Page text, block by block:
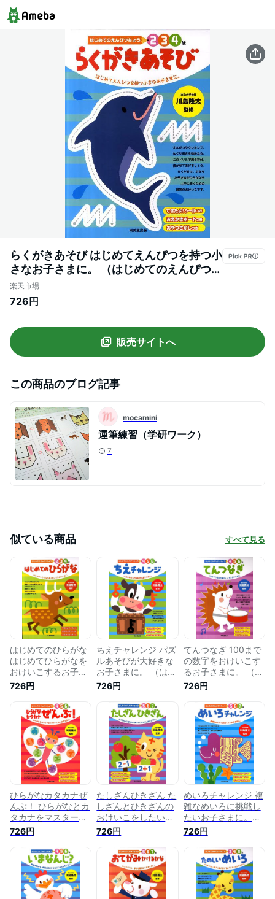
らくがきあそび はじめてえんぴつを持つ小
さなお子さまに。 （はじめてのえんぴつち
ょう2・3・4歳） [ 川島隆太 ]
楽天市場
726円
販売サイトへ
この商品のブログ記事
mocamini
運筆練習（学研ワーク）
7
似ている商品 すべて見る
はじめてのひらがな
はじめてひらがなを
おけいこするお子さ
まに。 （はじめての
えんぴつちょう2・
3・4歳） [ 川島隆太
726円
ちえチャレンジ パズ
ルあそびが大好きな
お子さまに。 （はじ
めてのえんぴつちょ
う4・5・6歳） [ 川
島隆太 ]
726円
てんつなぎ 100まで
の数字をおけいこす
るお子さまに。 （は
じめてのえんぴつち
ょう4・5・6歳） [
川島隆太 ]
726円
ひらがなカタカナぜ
んぶ！ ひらがなとカ
タカナをマスターし
たいお子さまに。
（はじめてのえんぴ
つちょう4・5・6
歳） [ 川島隆太 ]
726円
たしざんひきざん た
しざんとひきざんの
おけいこをしたいお
子さまに。 （はじめ
てのえんぴつちょう
5・6・7歳） [ 川島
隆太 ]
726円
めいろチャレンジ 複
雑なめいろに挑戦し
たいお子さまに。
（はじめてのえんぴ
つちょう5・6・7
歳） [ 川島隆太 ]
726円